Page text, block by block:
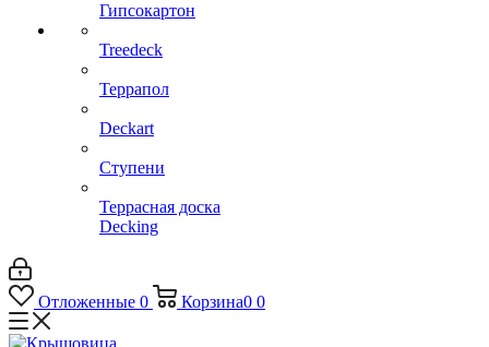
Гипсокартон
Treedeck
Террапол
Deckart
Ступени
Террасная доска
Decking
Отложенные 0 Корзина0 0